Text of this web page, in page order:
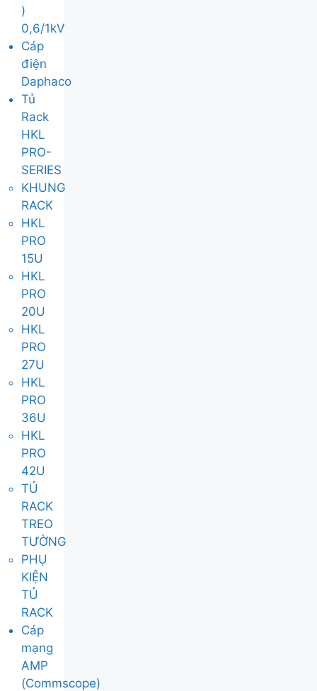
)
0,6/1kV
Cáp
điện
Daphaco
Tủ
Rack
HKL
PRO-
SERIES
KHUNG
RACK
HKL
PRO
15U
HKL
PRO
20U
HKL
PRO
27U
HKL
PRO
36U
HKL
PRO
42U
TỦ
RACK
TREO
TƯỜNG
PHỤ
KIỆN
TỦ
RACK
Cáp
mạng
AMP
(Commscope)